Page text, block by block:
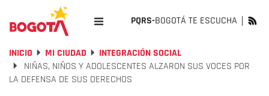
PQRS-BOGOTÁ TE ESCUCHA
INICIO MI CIUDAD
INTEGRACIÓN SOCIAL
NIÑAS, NIÑOS Y ADOLESCENTES ALZARON SUS VOCES POR
LA DEFENSA DE SUS DERECHOS